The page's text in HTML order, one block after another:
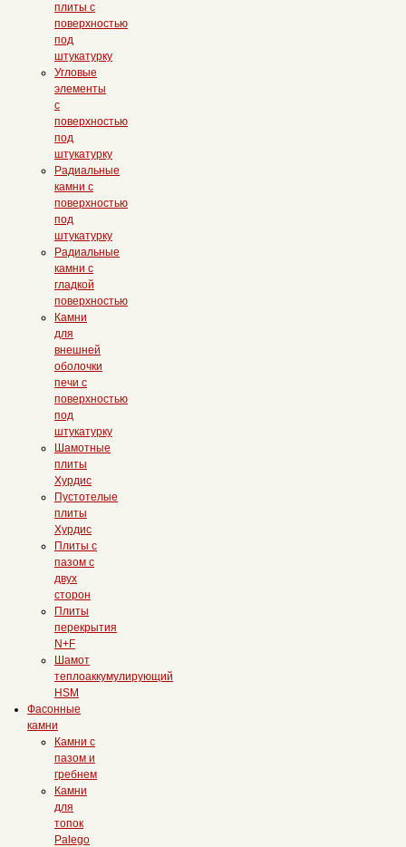
плиты с
поверхностью
под
штукатурку
Угловые
элементы
с
поверхностью
под
штукатурку
Радиальные
камни с
поверхностью
под
штукатурку
Радиальные
камни с
гладкой
поверхностью
Камни
для
внешней
оболочки
печи с
поверхностью
под
штукатурку
Шамотные
плиты
Хурдис
Пустотелые
плиты
Хурдис
Плиты с
пазом с
двух
сторон
Плиты
перекрытия
N+F
Шамот
теплоаккумулирующий
HSМ
Фасонные
камни
Камни с
пазом и
гребнем
Камни
для
топок
Palego